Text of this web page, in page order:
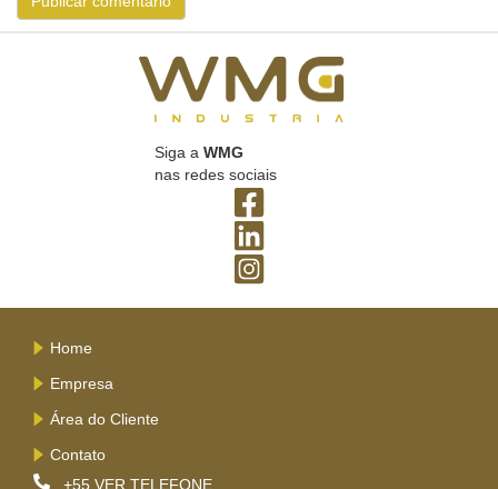
Siga a WMG
nas redes sociais
Home
Empresa
Área do Cliente
Contato
+55 VER TELEFONE